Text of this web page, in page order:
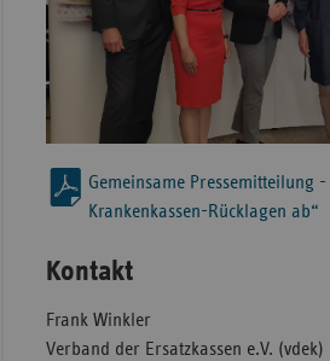
Gemeinsame Pressemitteilung
Krankenkassen-Rücklagen ab“
Kontakt
Frank Winkler
Verband der Ersatzkassen e.V. (vdek)